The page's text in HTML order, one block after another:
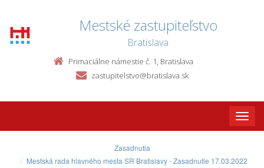
Mestské zastupiteľstvo
Bratislava
Primaciálne námestie č. 1, Bratislava
zastupitelstvo@bratislava.sk
Toggle
Zasadnutia
Mestská rada hlavného mesta SR Bratislavy - Zasadnutie 17.03.2022